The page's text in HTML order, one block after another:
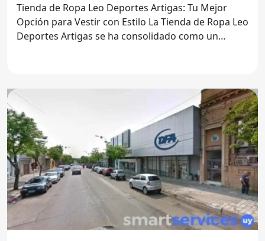
Tienda de Ropa Leo Deportes Artigas: Tu Mejor
Opción para Vestir con Estilo La Tienda de Ropa Leo
Deportes Artigas se ha consolidado como un